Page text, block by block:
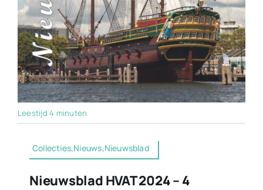
Leestijd 4 minuten
Collecties,Nieuws,Nieuwsblad
Nieuwsblad HVAT 2024 – 4